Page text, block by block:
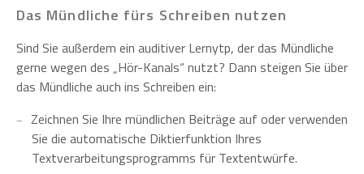
Das Mündliche fürs Schreiben nutzen
Sind Sie außerdem ein auditiver Lernytp, der das Mündliche
gerne wegen des „Hör-Kanals“ nutzt? Dann steigen Sie über
das Mündliche auch ins Schreiben ein:
Zeichnen Sie Ihre mündlichen Beiträge auf oder verwenden
Sie die automatische Diktierfunktion Ihres
Textverarbeitungsprogramms für Textentwürfe.